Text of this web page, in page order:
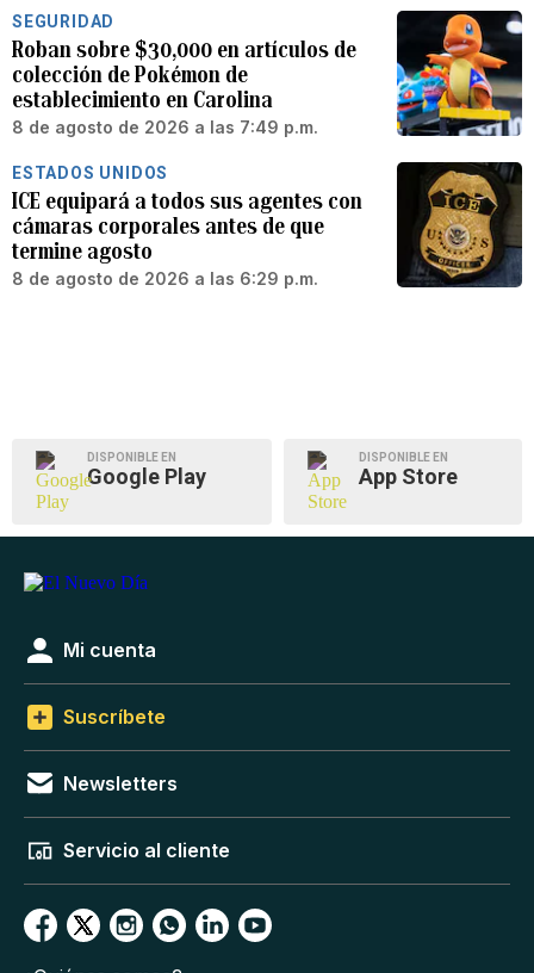
SEGURIDAD
Roban sobre $30,000 en artículos de
colección de Pokémon de
establecimiento en Carolina
8 de agosto de 2026 a las 7:49 p.m.
ESTADOS UNIDOS
ICE equipará a todos sus agentes con
cámaras corporales antes de que
termine agosto
8 de agosto de 2026 a las 6:29 p.m.
DISPONIBLE EN
Google Play
DISPONIBLE EN
App Store
Mi cuenta
Suscríbete
Newsletters
Servicio al cliente